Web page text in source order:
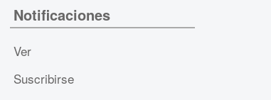
Notificaciones
Ver
Suscribirse